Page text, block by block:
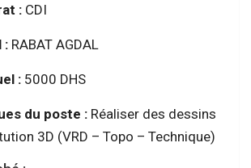
: CDI
: RABAT AGDAL
: 5000 DHS
du poste : Réaliser des dessins
3D (VRD – Topo – Technique)